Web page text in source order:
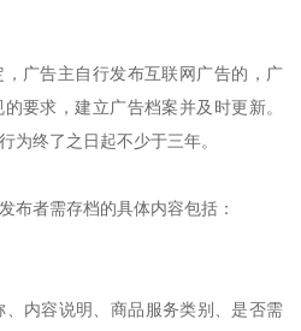
，广告主自行发布互联网广告的，广
要求，建立广告档案并及时更新。
为终了之日起不少于三年。
布者需存档的具体内容包括：
内容说明、商品服务类别、是否需